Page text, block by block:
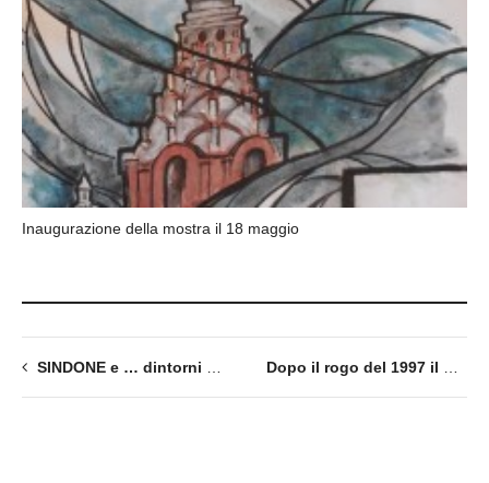
Inaugurazione della mostra il 18 maggio
SINDONE e … dintorni – Percorso per immagini